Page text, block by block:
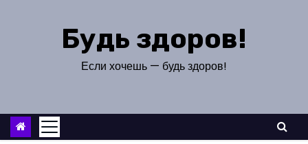
Будь здоров!
Если хочешь — будь здоров!